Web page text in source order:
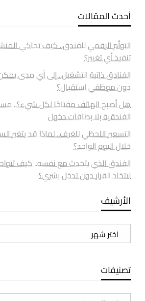
أحدث المقالات
التوأم الرقمي للفندق.. كيف تحاكي
تنفيذ أي تغيير؟
الفنادق ذاتية التشغيل.. إلى أي مدى
دون موظفي استقبال؟
هل أصبح الهاتف مفتاحًا لكل شيء؟..
الفندقية بلا بطاقات دخول
التسعير اللحظي للغرف.. لماذا قد يتغير
خلال اليوم الواحد؟
الفندق الذي يتحدث مع نفسه.. كيف
لاتخاذ القرار دون تدخل بشري؟
الأرشيف
الأرشيف
تصنيفات